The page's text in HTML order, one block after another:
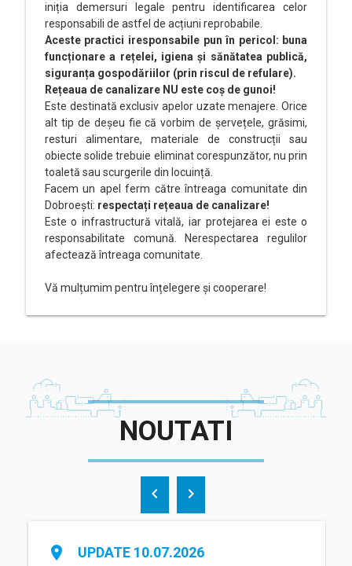
iniția demersuri legale pentru identificarea celor
responsabili de astfel de acțiuni reprobabile.
Aceste practici iresponsabile pun în pericol: buna
funcționare a rețelei, igiena și sănătatea publică,
siguranța gospodăriilor (prin riscul de refulare).
Rețeaua de canalizare NU este coș de gunoi!
Este destinată exclusiv apelor uzate menajere. Orice
alt tip de deșeu fie că vorbim de șervețele, grăsimi,
resturi alimentare, materiale de construcții sau
obiecte solide trebuie eliminat corespunzător, nu prin
toaletă sau scurgerile din locuință.
Facem un apel ferm către întreaga comunitate din
Dobroești: respectați rețeaua de canalizare!
Este o infrastructură vitală, iar protejarea ei este o
responsabilitate comună. Nerespectarea regulilor
afectează întreaga comunitate.
Vă mulțumim pentru înțelegere și cooperare!
NOUTATI
place UPDATE 10.07.2026
chevron_left chevron_right